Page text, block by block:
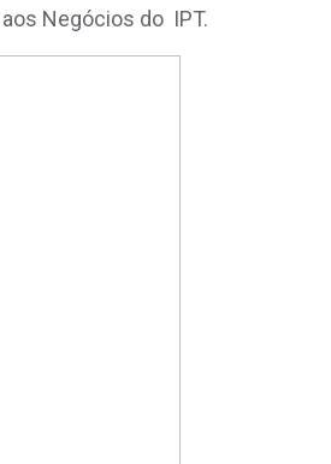
Negócios do IPT.